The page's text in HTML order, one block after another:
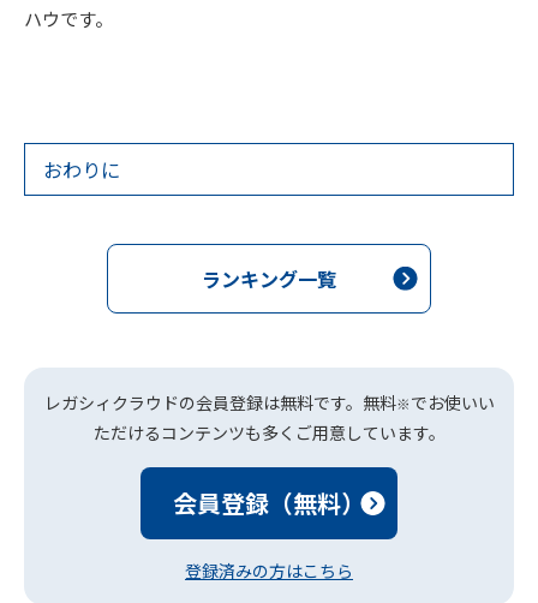
ハウです。
おわりに
ランキング一覧
レガシィクラウドの会員登録は無料です。無料※でお使いい
ただけるコンテンツも多くご用意しています。
会員登録（無料）
登録済みの方はこちら